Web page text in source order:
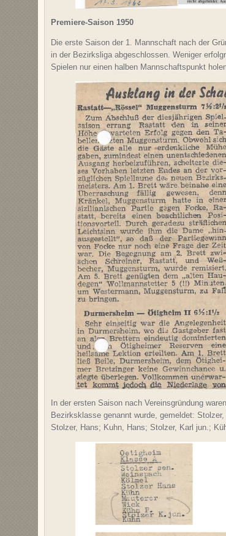
Premiere-Saison 1950
Die erste Saison der 1. Mannschaft nach der
in der Bezirksliga abgeschlossen. Weniger
Spielen nur einen halben Mannschaftspunkt
In der ersten Saison nach Vereinsgründung
Bezirksklasse genannt wurde, gemeldet:
Stolzer, Hans; Kuhn, Hans; Stolzer, Karl jun.;